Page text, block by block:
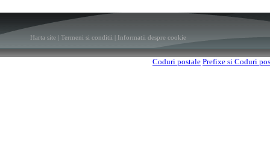
Harta site Termeni si conditii Informatii despre cookie
Coduri postale Prefixe si Coduri